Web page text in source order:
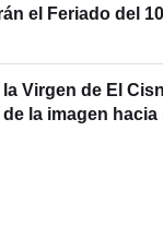
el Feriado del
la Virgen de El
la imagen hacia